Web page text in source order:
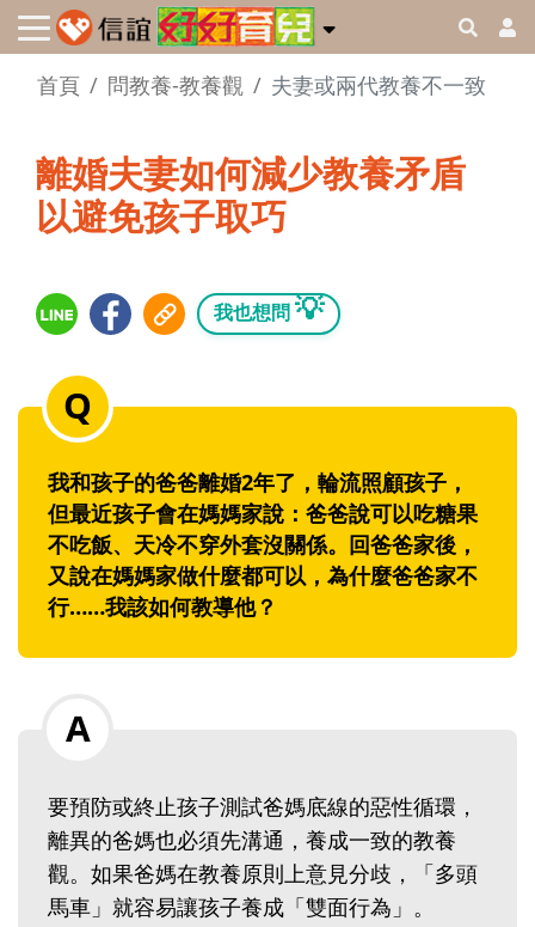
首頁 問教養-教養觀 夫妻或兩代教養不一致
離婚夫妻如何減少教養矛盾
以避免孩子取巧
我也想問 💡
我和孩子的爸爸離婚2年了，輪流照顧孩子，
但最近孩子會在媽媽家說：爸爸說可以吃糖果
不吃飯、天冷不穿外套沒關係。回爸爸家後，
又說在媽媽家做什麼都可以，為什麼爸爸家不
行……我該如何教導他？
要預防或終止孩子測試爸媽底線的惡性循環，
離異的爸媽也必須先溝通，養成一致的教養
觀。如果爸媽在教養原則上意見分歧，「多頭
馬車」就容易讓孩子養成「雙面行為」。